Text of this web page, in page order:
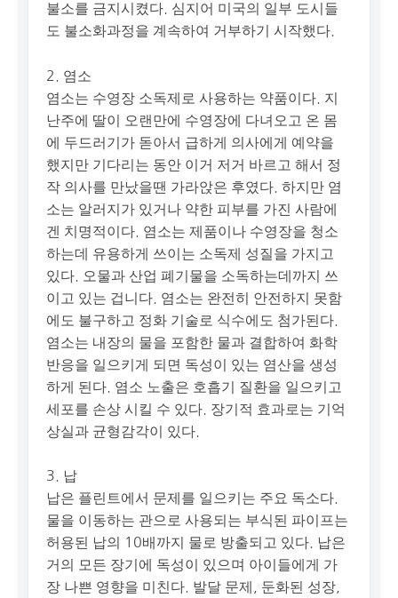
불소를 금지시켰다. 심지어 미국의 일부 도시들
도 불소화과정을 계속하여 거부하기 시작했다.
2. 염소
염소는 수영장 소독제로 사용하는 약품이다. 지
난주에 딸이 오랜만에 수영장에 다녀오고 온 몸
에 두드러기가 돋아서 급하게 의사에게 예약을
했지만 기다리는 동안 이거 저거 바르고 해서 정
작 의사를 만났을땐 가라앉은 후였다. 하지만 염
소는 알러지가 있거나 약한 피부를 가진 사람에
겐 치명적이다. 염소는 제품이나 수영장을 청소
하는데 유용하게 쓰이는 소독제 성질을 가지고
있다. 오물과 산업 폐기물을 소독하는데까지 쓰
이고 있는 겁니다. 염소는 완전히 안전하지 못함
에도 불구하고 정화 기술로 식수에도 첨가된다.
염소는 내장의 물을 포함한 물과 결합하여 화학
반응을 일으키게 되면 독성이 있는 염산을 생성
하게 된다. 염소 노출은 호흡기 질환을 일으키고
세포를 손상 시킬 수 있다. 장기적 효과로는 기억
상실과 균형감각이 있다.
3. 납
납은 플린트에서 문제를 일으키는 주요 독소다.
물을 이동하는 관으로 사용되는 부식된 파이프는
허용된 납의 10배까지 물로 방출되고 있다. 납은
거의 모든 장기에 독성이 있으며 아이들에게 가
장 나쁜 영향을 미친다. 발달 문제, 둔화된 성장,